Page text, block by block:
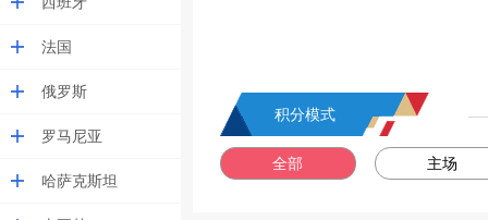
法国
俄罗斯
罗马尼亚
哈萨克斯坦
积分模式
全部 主场